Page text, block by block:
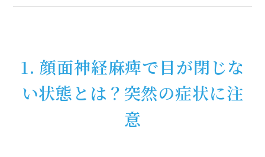
1. 顔面神経麻痺で目が閉じな
い状態とは？突然の症状に注
意